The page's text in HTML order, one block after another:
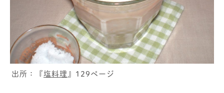
出所：『塩料理 』129ページ